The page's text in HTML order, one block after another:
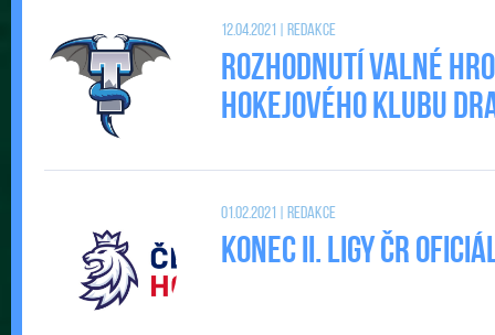
12.04.2021 | Redakce
Rozhodnutí valné
Hokejového klubu
01.02.2021 | Redakce
Konec II. Ligy ČR